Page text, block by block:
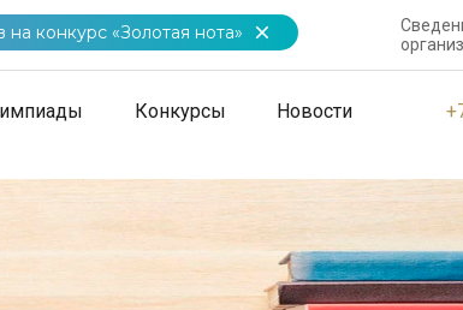
конкурс «Золотая нота»
Конкурсы Новости